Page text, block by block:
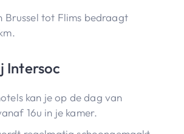
Brussel tot Flims bedraagt
Intersoc
kan je op de dag van
16u in je kamer.